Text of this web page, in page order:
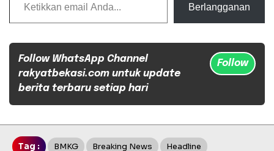
Berlangganan
Follow WhatsApp Channel
rakyatbekasi.com untuk update
berita terbaru setiap hari
Follow
Tag : BMKG Breaking News Headline